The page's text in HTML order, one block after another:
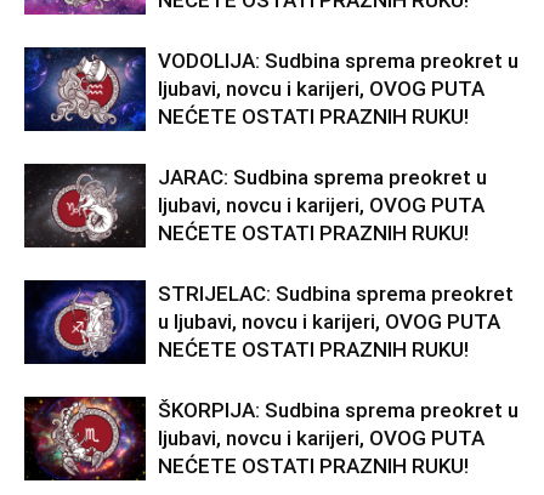
VODOLIJA: Sudbina sprema preokret u
ljubavi, novcu i karijeri, OVOG PUTA
NEĆETE OSTATI PRAZNIH RUKU!
JARAC: Sudbina sprema preokret u
ljubavi, novcu i karijeri, OVOG PUTA
NEĆETE OSTATI PRAZNIH RUKU!
STRIJELAC: Sudbina sprema preokret
u ljubavi, novcu i karijeri, OVOG PUTA
NEĆETE OSTATI PRAZNIH RUKU!
ŠKORPIJA: Sudbina sprema preokret u
ljubavi, novcu i karijeri, OVOG PUTA
NEĆETE OSTATI PRAZNIH RUKU!